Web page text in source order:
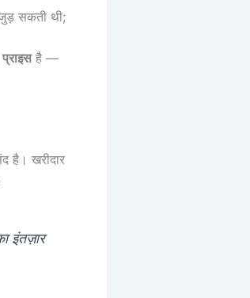
सकती थी;
है —
है। खरीदार
इंतज़ार